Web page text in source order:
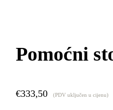
Pomoćni
€333,50 (PDV uključen u cijenu)